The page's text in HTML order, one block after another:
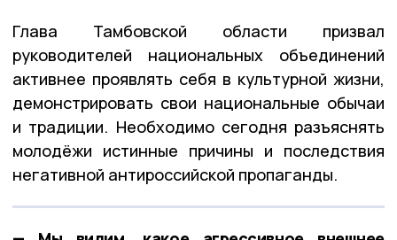
Глава Тамбовской области призвал
руководителей национальных объединений
активнее проявлять себя в культурной жизни,
демонстрировать свои национальные обычаи
и традиции. Необходимо сегодня разъяснять
молодёжи истинные причины и последствия
негативной антироссийской пропаганды.